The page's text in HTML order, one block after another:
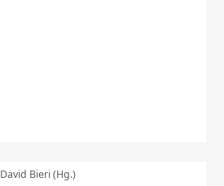
David Bieri (Hg.)